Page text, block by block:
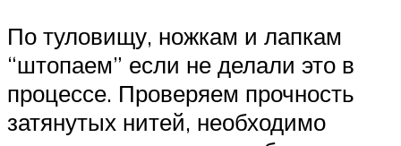
По туловищу, ножкам и лапкам
“штопаем” если не делали это в
процессе. Проверяем прочность
затянутых нитей, необходимо